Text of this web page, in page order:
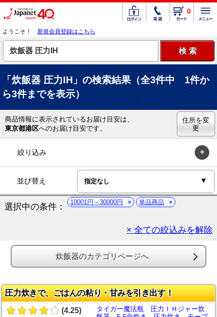
0
ようこそ！ 新規会員登録はこちら
「炊飯器 圧力IH」の検索結果（全3件中 1件か
ら3件までを表示）
商品情報に表示されているお届け目安は、
東京都港区へのお届け目安です。
住所を変
更
絞り込み
並び替え
選択中の条件： 10001円～30000円 単品商品
× 全ての絞込みを解除
炊飯器のカテゴリページへ
圧力炊きで、ごはんの粘り・甘みを引き出す！
(4.25)
タイガー魔法瓶 圧力ＩＨジャー炊